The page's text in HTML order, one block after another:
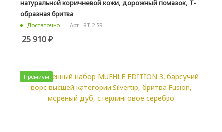
натуральной коричневой кожи, дорожный помазок, Т-
образная бритва
Достаточно Арт.: RT 2 SR
25 910₽
Премиум